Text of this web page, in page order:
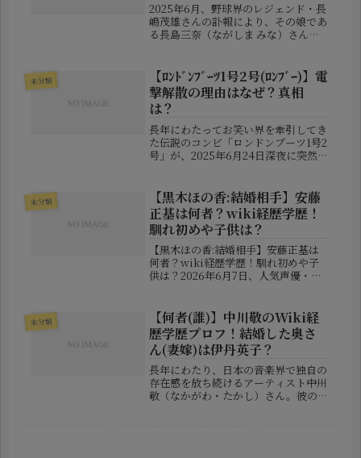
2025年6月、野球界のレジェンド・長
嶋茂雄さんの訃報により、その娘であ
る長島三奈（ながしま みな）さん
注目が集まりました。ネット上では以
前から「同居しているのでは？」あ
る...
未分類
【ﾛﾝﾄﾞﾝﾌﾞｰﾂ1号2号(ﾛﾝﾌﾞｰ)】電
撃解散の理由はなぜ？真相
は？
長年にわたってお笑い界を牽引してき
た伝説のコンビ「ロンドンブーツ1号2
号」が、2025年6月24日深夜に突然の
に衝撃を与えました。「ロンブー」と
いえば、テレビのゴールデンタ...
未分類
【黒木ほの香:結婚相手】安藤
正基は何者？wiki経歴学歴！
馴れ初めや子供は？
【黒木ほの香:結婚相手】安藤正基は
何者？wiki経歴学歴！馴れ初めや子
供は？2026年6月7日、人気声優・黒
されたのは漫画家の安藤正基（あんど
う まさき）さんです。声優ファ...
未分類
【何者(誰)】中川敬のWiki経
歴学歴プロフ！結婚した奥さ
ん(妻嫁)は伊丹英子？
長年にわたり、日本の音楽界で独自の
存在感を放ち続けるアーティスト――中川
敬（なかがわ・たかし）さん。彼の名